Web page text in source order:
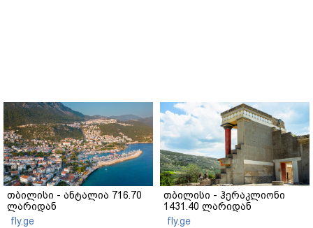
თბილისი - ანტალია 716.70
ლარიდან
fly.ge
თბილისი - ჰერაკლიონი
1431.40 ლარიდან
fly.ge